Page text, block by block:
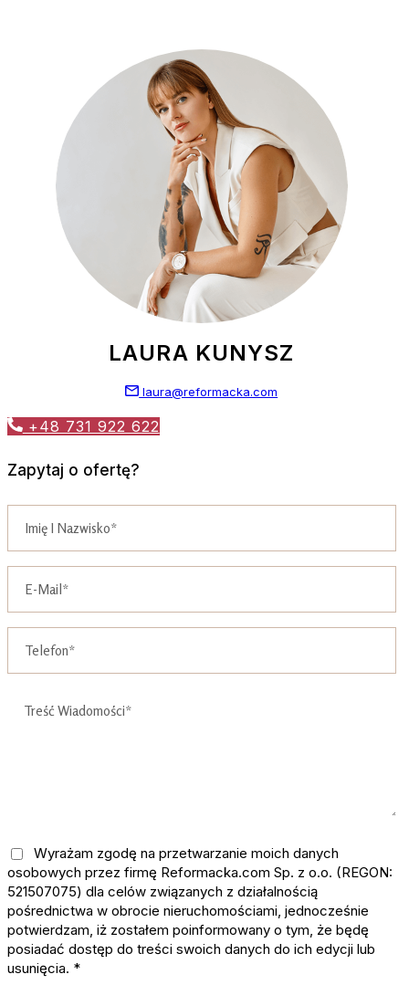
LAURA KUNYSZ
laura@reformacka.com
+48 731 922 622
Zapytaj o ofertę?
Wyrażam zgodę na przetwarzanie moich danych
osobowych przez firmę Reformacka.com Sp. z o.o. (REGON:
521507075) dla celów związanych z działalnością
pośrednictwa w obrocie nieruchomościami, jednocześnie
potwierdzam, iż zostałem poinformowany o tym, że będę
posiadać dostęp do treści swoich danych do ich edycji lub
usunięcia. *